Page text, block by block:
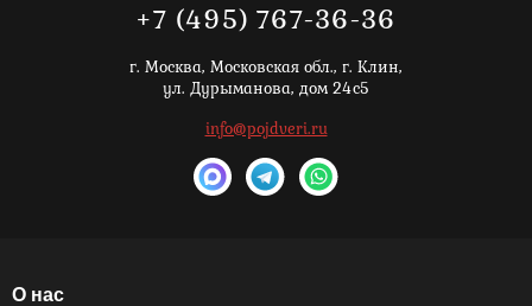
+7 (495) 767-36-36
г. Москва, Московская обл., г. Клин,
ул. Дурыманова, дом 24с5
info@pojdveri.ru
О нас